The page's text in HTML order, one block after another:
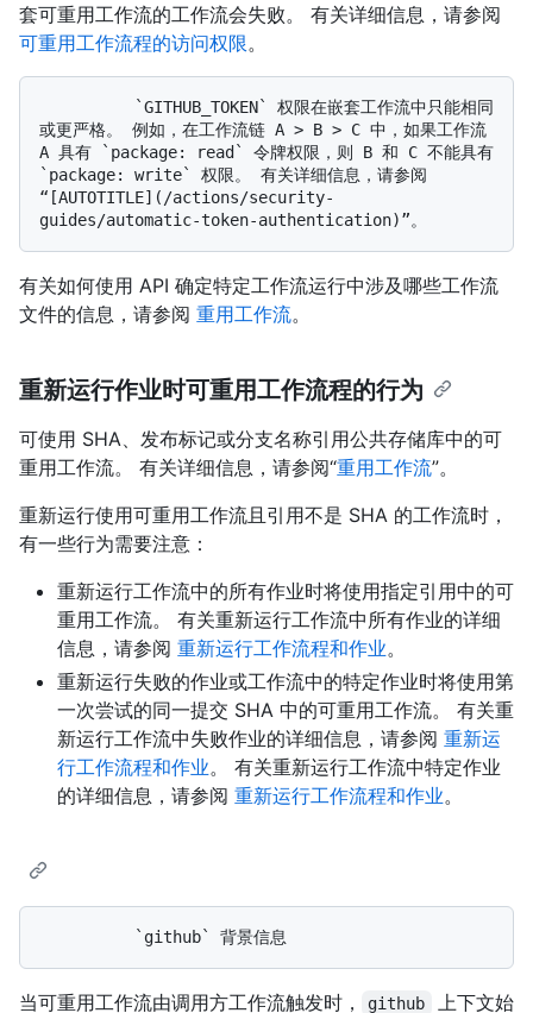
套可重用工作流的工作流会失败。 有关详细信息，请参阅
可重用工作流程的访问权限。
或更严格。 例如，在工作流链 A > B > C 中，如果工作流
A 具有 `package: read` 令牌权限，则 B 和 C 不能具有
`package: write` 权限。 有关详细信息，请参阅
“[AUTOTITLE](/actions/security-
有关如何使用 API 确定特定工作流运行中涉及哪些工作流
文件的信息，请参阅 重用工作流。
重新运行作业时可重用工作流程的行为
可使用 SHA、发布标记或分支名称引用公共存储库中的可
重用工作流。 有关详细信息，请参阅“重用工作流”。
重新运行使用可重用工作流且引用不是 SHA 的工作流时，
有一些行为需要注意：
重新运行工作流中的所有作业时将使用指定引用中的可
重用工作流。 有关重新运行工作流中所有作业的详细
信息，请参阅 重新运行工作流程和作业。
重新运行失败的作业或工作流中的特定作业时将使用第
一次尝试的同一提交 SHA 中的可重用工作流。 有关重
新运行工作流中失败作业的详细信息，请参阅 重新运
行工作流程和作业。 有关重新运行工作流中特定作业
的详细信息，请参阅 重新运行工作流程和作业。
当可重用工作流由调用方工作流触发时， github 上下文始